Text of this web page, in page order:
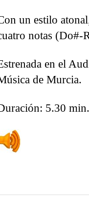
un estilo
notas (Do#-
en el
de Murcia.
5.30 min.